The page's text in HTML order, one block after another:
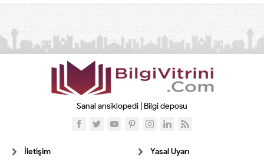
Sanal ansiklopedi | Bilgi deposu
İletişim Yasal Uyarı